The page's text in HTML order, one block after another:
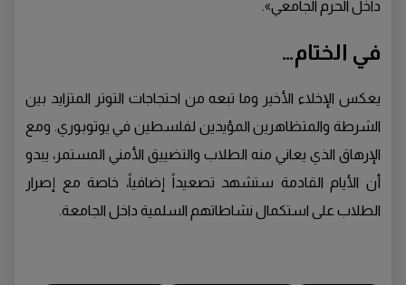
داخل الحرم الجامعي».
في الختام…
يعكس الإخلاء الأخير وما تبعه من احتجاجات التوتر المتزايد بين
الشرطة والمتظاهرين المؤيدين لفلسطين في يوتوبوري. ومع
الإرهاق الذي يعاني منه الطلاب والتضييق الأمني المستمر، يبدو
أن الأيام القادمة ستشهد تصعيداً إضافياً، خاصة مع إصرار
الطلاب على استكمال نشاطاتهم السلمية داخل الجامعة.